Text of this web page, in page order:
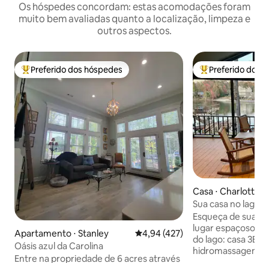
Os hóspedes concordam: estas acomodações foram
muito bem avaliadas quanto a localização, limpeza e
outros aspectos.
Entre os melhores preferidos dos hóspedes
Preferido dos hóspedes
Apartamento ⋅ Stanley 4,94 de uma avaliação média de
4,94 (427)
Oásis azul da Carolina
Entre na propriedade de 6 acres através
Entre os
Preferido dos
Casa ⋅ Charlotte
Sua casa no lago
Esqueça de suas
lugar espaçoso e
do lago: casa
hidromassagem,